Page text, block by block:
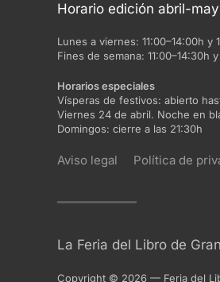
Horario edición abril-
Lunes a viernes: 11:00–14:00h y
Fines de semana: 11:00–14:30h
Horarios especiales
Vísperas de festivos: abierto
Viernes 24 de abril. Noche en
Domingos: cierre a las 21:30h
Aviso legal Política de
La Feria del Libro de
Copyright © 2026 — Feria del